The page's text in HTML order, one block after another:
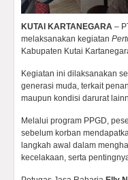
KUTAI KARTANEGARA –
melaksanakan kegiatan
Kabupaten Kutai
Kegiatan ini dilaksanakan
generasi muda, terkait
maupun kondisi darurat
Melalui program PPGD,
sebelum korban
langkah awal dalam
kecelakaan, serta